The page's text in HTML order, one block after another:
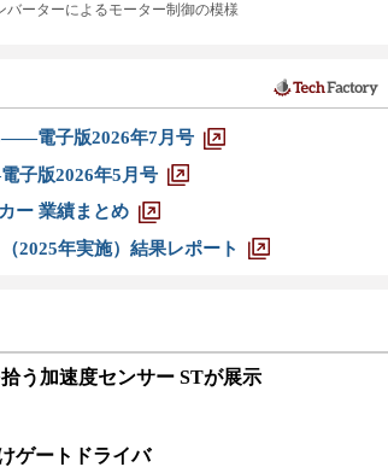
バーターによるモーター制御の模様
――電子版2026年7月号
子版2026年5月号
ー 業績まとめ
2025年実施）結果レポート
う加速度センサー STが展示
ゲートドライバ